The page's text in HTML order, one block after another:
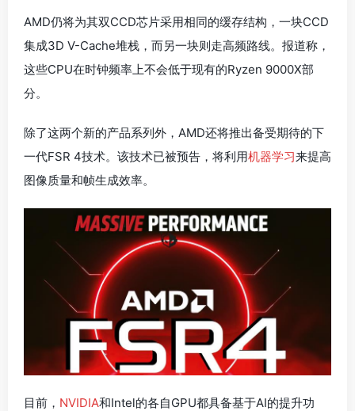
AMD仍将为其双CCD芯片采用相同的缓存结构，一块CCD
集成3D V-Cache堆栈，而另一块则走高频路线。报道称，
这些CPU在时钟频率上不会低于现有的Ryzen 9000X部
分。
除了这两个新的产品系列外，AMD还将推出备受期待的下
一代FSR 4技术。该技术已被预告，将利用机器学习来提高
图像质量和帧生成效率。
目前， NVIDIA和Intel的各自GPU都具备基于AI的提升功